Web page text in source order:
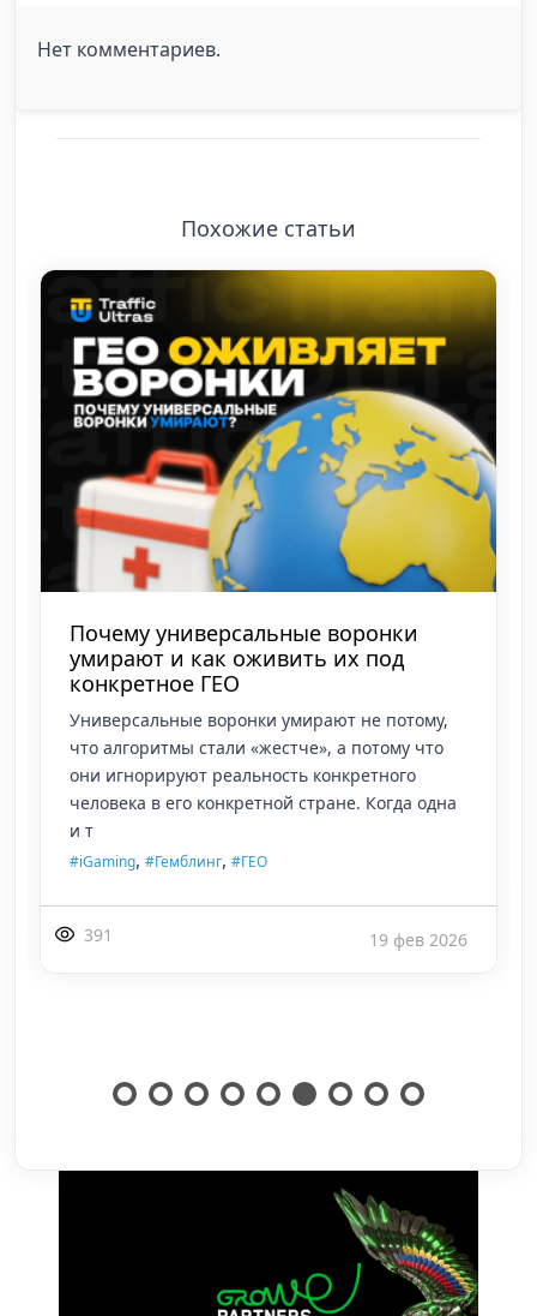
Нет комментариев.
Похожие статьи
Почему универсальные воронки
умирают и как оживить их под
конкретное ГЕО
Универсальные воронки умирают не потому,
что алгоритмы стали «жестче», а потому что
они игнорируют реальность конкретного
человека в его конкретной стране. Когда одна
и т
#iGaming, #Гемблинг, #ГЕО
391 19 фев 2026